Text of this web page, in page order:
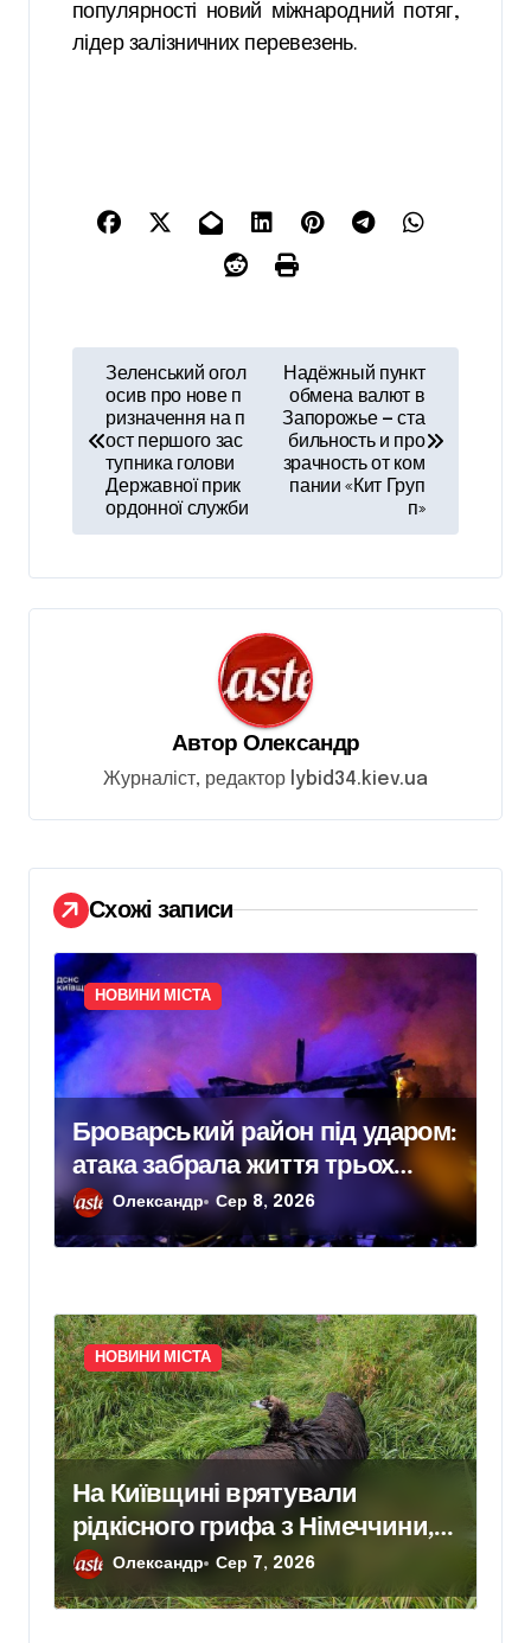
популярності новий міжнародний потяг,
лідер залізничних перевезень.
в
ц
с
і
в
Зеленський огол
осив про нове п
ризначення на п
ост першого зас
тупника голови
Державної прик
ордонної служби
Надёжный пункт
обмена валют в
Запорожье — ста
бильность и про
зрачность от ком
пании «Кит Груп
п»
Автор Олександр
Журналіст, редактор lybid34.kiev.ua
Схожі записи
НОВИНИ МІСТА
Броварський район під ударом:
атака забрала життя трьох
людей, серед них дитина
Олександр Сер 8, 2026
НОВИНИ МІСТА
На Київщині врятували
рідкісного грифа з Німеччини,
занесеного до Червоної книги
Олександр Сер 7, 2026